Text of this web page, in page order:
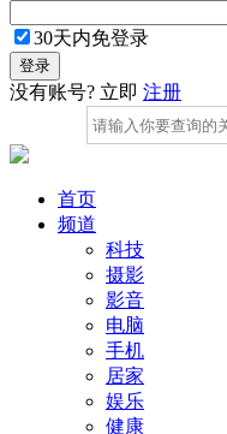
30天内免登录
没有账号? 立即 注册
首页
频道
科技
摄影
影音
电脑
手机
居家
娱乐
健康